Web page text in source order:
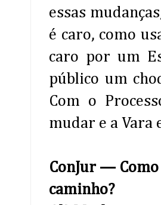
essas
é caro, como
caro por um
público um
Com o
mudar e a Vara
ConJur — Como
caminho?